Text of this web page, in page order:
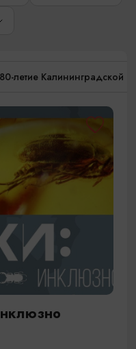
80-летие Калининградской